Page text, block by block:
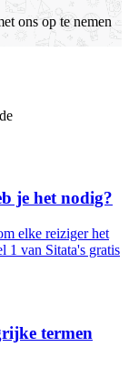
ons op te nemen
je het nodig?
elke reiziger het
1 van Sitata's gratis
termen